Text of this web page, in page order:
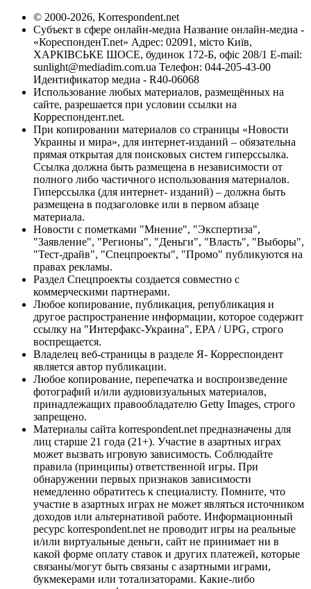
© 2000-2026, Korrespondent.net
Субъект в сфере онлайн-медиа Название онлайн-медиа -
«КореспонденТ.net» Адрес: 02091, місто Київ,
ХАРКІВСЬКЕ ШОСЕ, будинок 172-Б, офіс 208/1 E-mail:
sunlight@mediadim.com.ua Телефон: 044-205-43-00
Идентификатор медиа - R40-06068
Использование любых материалов, размещённых на
сайте, разрешается при условии ссылки на
Корреспондент.net.
При копировании материалов со страницы «Новости
Украины и мира», для интернет-изданий – обязательна
прямая открытая для поисковых систем гиперссылка.
Ссылка должна быть размещена в независимости от
полного либо частичного использования материалов.
Гиперссылка (для интернет- изданий) – должна быть
размещена в подзаголовке или в первом абзаце
материала.
Новости с пометками "Мнение", "Экспертиза",
"Заявление", "Регионы", "Деньги", "Власть", "Выборы",
"Тест-драйв", "Спецпроекты", "Промо" публикуются на
правах рекламы.
Раздел Спецпроекты создается совместно с
коммерческими партнерами.
Любое копирование, публикация, републикация и
другое распространение информации, которое содержит
ссылку на "Интерфакс-Украина", EPA / UPG, строго
воспрещается.
Владелец веб-страницы в разделе Я- Корреспондент
является автор публикации.
Любое копирование, перепечатка и воспроизведение
фотографий и/или аудиовизуальных материалов,
принадлежащих правообладателю Getty Images, строго
запрещено.
Материалы сайта korrespondent.net предназначены для
лиц старше 21 года (21+). Участие в азартных играх
может вызвать игровую зависимость. Соблюдайте
правила (принципы) ответственной игры. При
обнаружении первых признаков зависимости
немедленно обратитесь к специалисту. Помните, что
участие в азартных играх не может являться источником
доходов или альтернативой работе. Информационный
ресурс korrespondent.net не проводит игры на реальные
и/или виртуальные деньги, сайт не принимает ни в
какой форме оплату ставок и других платежей, которые
связаны/могут быть связаны с азартными играми,
букмекерами или тотализаторами. Какие-либо